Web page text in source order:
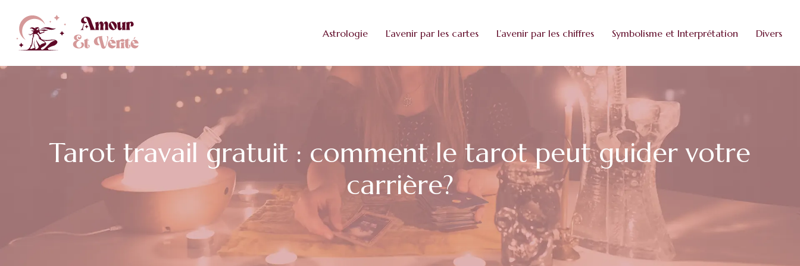
Astrologie L’avenir par les cartes L’avenir par les chiffres Symbolisme et Interprétation Divers
Tarot travail gratuit : comment le tarot peut guider votre
carrière?